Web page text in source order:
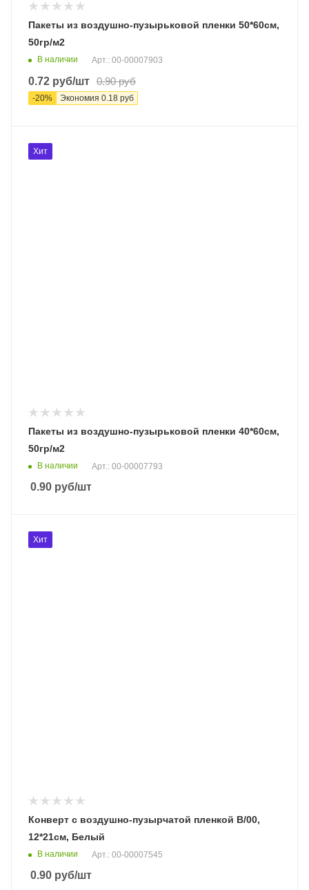
Пакеты из воздушно-пузырьковой пленки 50*60см,
50гр/м2
В наличии Арт.: 00-00007903
0.72 руб/шт 0.90руб
-20% Экономия 0.18 руб
Хит
Пакеты из воздушно-пузырьковой пленки 40*60см,
50гр/м2
В наличии Арт.: 00-00007793
0.90 руб/шт
Хит
Конверт с воздушно-пузырчатой пленкой В/00,
12*21см, Белый
В наличии Арт.: 00-00007545
0.90 руб/шт